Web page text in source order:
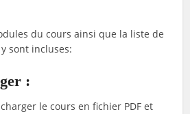
du cours ainsi que la liste de
sont incluses:
:
le cours en fichier PDF et